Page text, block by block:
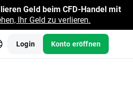
Geld beim CFD-Handel mit
Ihr Geld zu verlieren.
Login Konto eröffnen